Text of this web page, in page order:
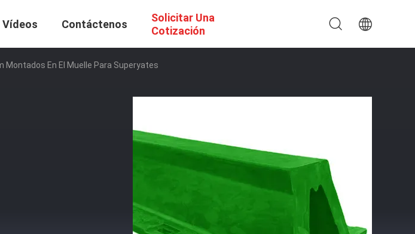
Vídeos Contáctenos
Solicitar Una
Cotización
Montados En El Muelle Para Superyates